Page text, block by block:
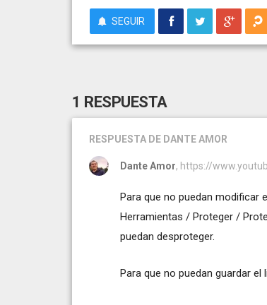
SEGUIR
1 RESPUESTA
RESPUESTA DE DANTE AMOR
Dante Amor, https://
Para que no puedan modificar
Herramientas / Proteger /
puedan desproteger.
Para que no puedan guardar